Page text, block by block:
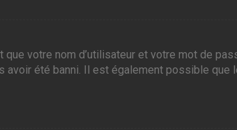
votre nom d’utilisateur et votre mot de
été banni. Il est également possible que